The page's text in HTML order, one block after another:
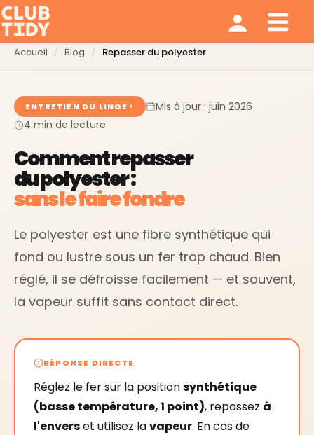
Accueil Blog Repasser du polyester
ENTRETIEN DU LINGE
Mis à jour : juin 2026
4 min de lecture
Comment repasser
du polyester :
sans le faire fondre
Le polyester est une fibre synthétique qui
fond ou lustre sous un fer trop chaud. Bien
réglé, il se défroisse facilement — et souvent,
la vapeur suffit sans contact direct.
RÉPONSE DIRECTE
Réglez le fer sur la positionsynthétique
(basse température, 1 point), repassez à
l'enverset utilisez lavapeur. En cas de